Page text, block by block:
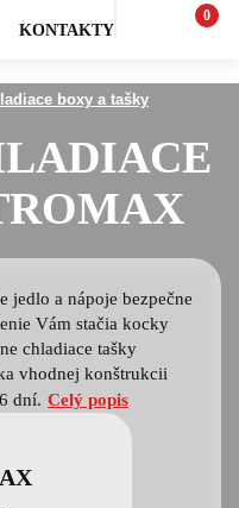
KONTAKTY
0
boxy a tašky
jedlo a nápoje bezpečne
Vám stačia kocky
chladiace tašky
vhodnej konštrukcii
dní. Celý popis